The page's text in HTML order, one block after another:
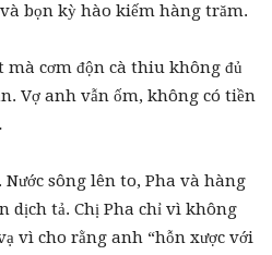
bọn kỳ hào kiếm hàng trăm.
mà cơm độn cà thiu không đủ
Vợ anh vẫn ốm, không có tiền
sông lên to, Pha và hàng
dịch tả. Chị Pha chỉ vì không
vì cho rằng anh “hỗn xược với